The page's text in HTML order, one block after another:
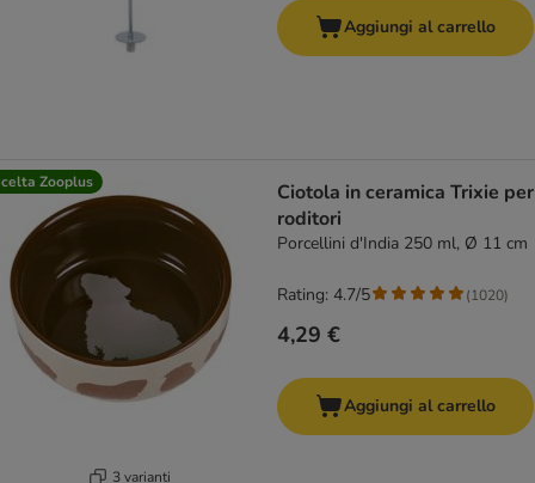
Aggiungi al carrello
Zooplus
3 varianti
Ciotola in ceramica Trixie per
roditori
Porcellini d'India 250 ml, Ø 11 cm
4,29 €
Rating: 4.7/5 (1020)
Aggiungi al carrello